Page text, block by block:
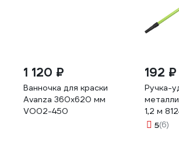
1 120 ₽
Ванночка для краски
Avanza 360х620 мм
VO02-450
192 ₽
Ручка-
1,2 м
5(6)